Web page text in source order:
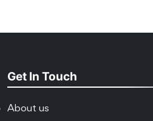
Get In Touch
About us